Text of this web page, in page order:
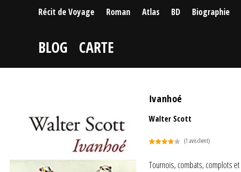
Récit de Voyage Roman Atlas BD Biographie
BLOG CARTE
Ivanhoé
Walter Scott
basé
(1 avis client)
Tournois, combats, complots